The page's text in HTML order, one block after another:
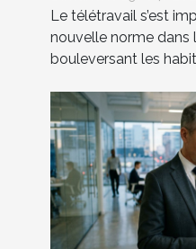
Le télétravail s’est
nouvelle norme dans
bouleversant les